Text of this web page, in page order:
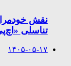
نقش
تناسلی
۱۴۰۵-۰۵-۱۷